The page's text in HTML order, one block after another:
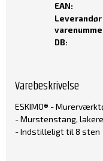
EAN:
Leverandør
DB:
Varebeskrivelse
ESKIMO® -
- Murstenstang,
- Indstilleligt til 8 sten